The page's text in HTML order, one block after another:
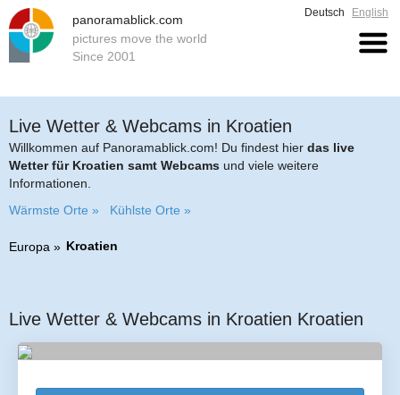
panoramablick.com
pictures move the world
Since 2001
Deutsch English
Live Wetter & Webcams in Kroatien
Willkommen auf Panoramablick.com! Du findest hier das live
Wetter für Kroatien samt Webcams und viele weitere
Informationen.
Wärmste Orte »
Kühlste Orte »
Europa Kroatien
Live Wetter & Webcams in Kroatien Kroatien